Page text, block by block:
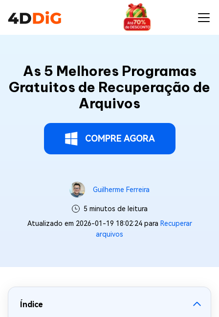
As 5 Melhores Programas
Gratuitos de Recuperação de
Arquivos
COMPRE AGORA
Guilherme Ferreira
5 minutos de leitura
Atualizado em 2026-01-19 18:02:24 para Recuperar
arquivos
Índice